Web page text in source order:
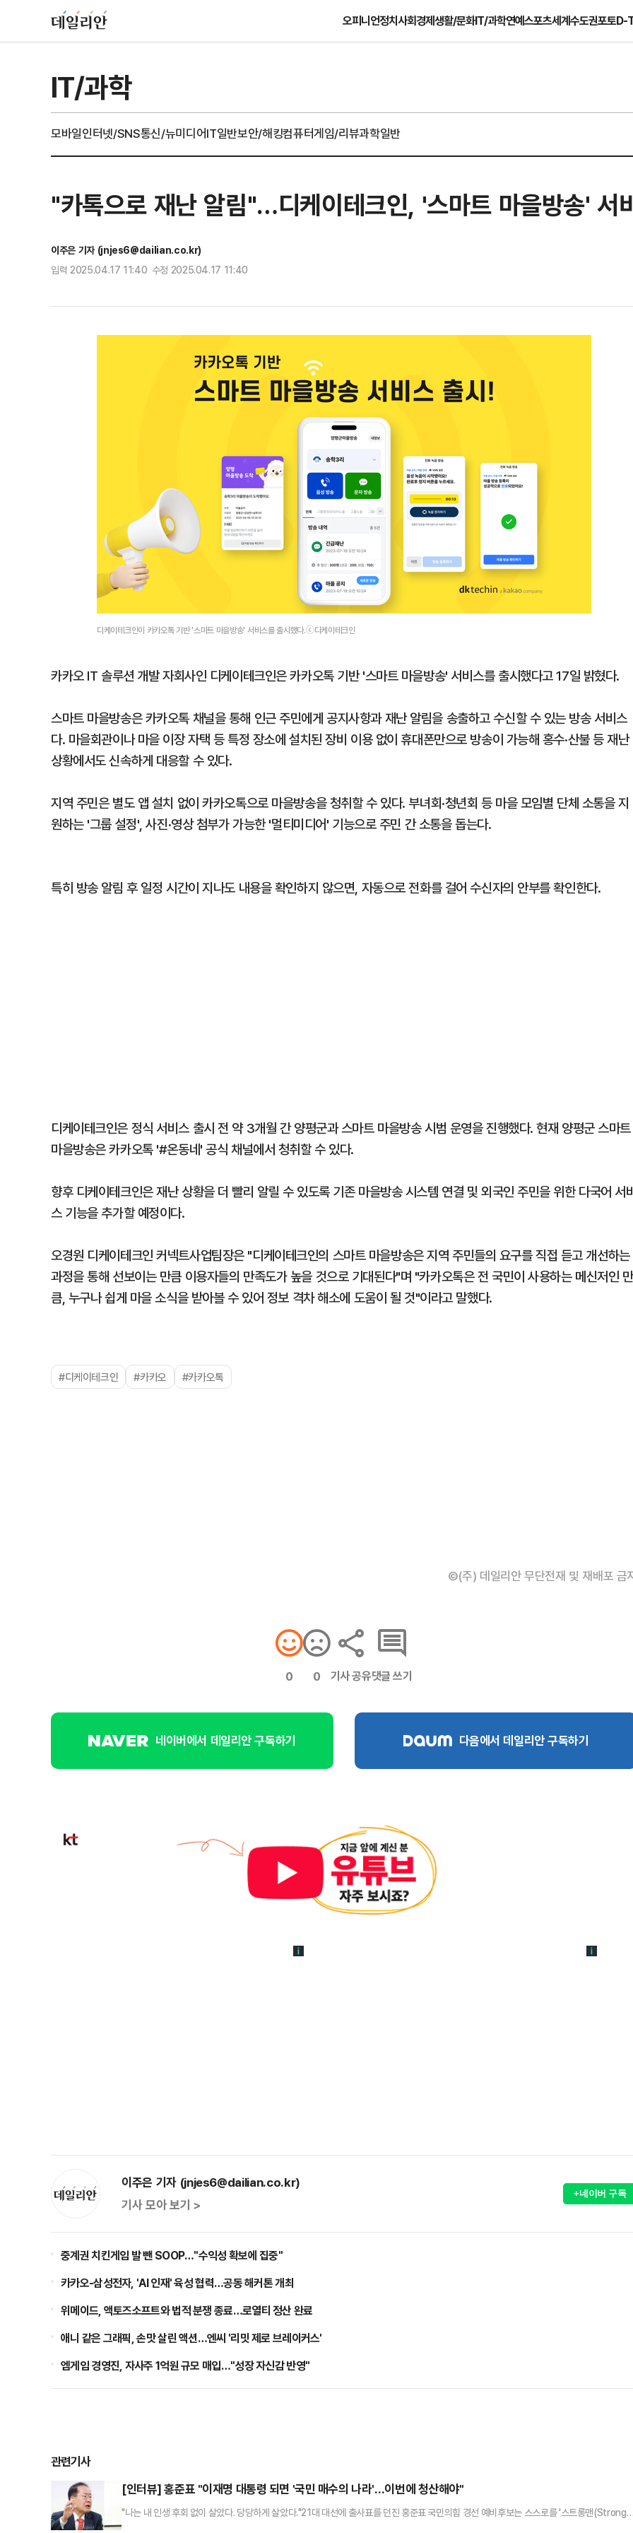
오피니언정치사회경제생활/문화IT/과학연예스포츠세계수도권포토D-
IT/과학
모바일인터넷/SNS통신/뉴미디어IT일반보안/해킹컴퓨터게임/리뷰과학일반
"카톡으로 재난 알림"…디케이테크인, '스마트 마을방송' 서
이주은 기자 (jnjes6@dailian.co.kr)
입력 2025.04.17 11:40 수정 2025.04.17 11:40
디케이테크인이 카카오톡 기반 '스마트 마을방송' 서비스를 출시했다.ⓒ디케이테크인
카카오 IT 솔루션 개발 자회사인 디케이테크인은 카카오톡 기반 '스마트 마을방송' 서비스를 출시했다고 17일 밝혔다.
스마트 마을방송은 카카오톡 채널을 통해 인근 주민에게 공지사항과 재난 알림을 송출하고 수신할 수 있는 방송 서비스
다. 마을회관이나 마을 이장 자택 등 특정 장소에 설치된 장비 이용 없이 휴대폰만으로 방송이 가능해 홍수·산불 등 재난
상황에서도 신속하게 대응할 수 있다.
지역 주민은 별도 앱 설치 없이 카카오톡으로 마을방송을 청취할 수 있다. 부녀회·청년회 등 마을 모임별 단체 소통을 지
원하는 '그룹 설정', 사진·영상 첨부가 가능한 '멀티미디어' 기능으로 주민 간 소통을 돕는다.
특히 방송 알림 후 일정 시간이 지나도 내용을 확인하지 않으면, 자동으로 전화를 걸어 수신자의 안부를 확인한다.
디케이테크인은 정식 서비스 출시 전 약 3개월 간 양평군과 스마트 마을방송 시범 운영을 진행했다. 현재 양평군 스마트
마을방송은 카카오톡 '#온동네' 공식 채널에서 청취할 수 있다.
향후 디케이테크인은 재난 상황을 더 빨리 알릴 수 있도록 기존 마을방송 시스템 연결 및 외국인 주민을 위한 다국어 서
스 기능을 추가할 예정이다.
오경원 디케이테크인 커넥트사업팀장은 "디케이테크인의 스마트 마을방송은 지역 주민들의 요구를 직접 듣고 개선하는
과정을 통해 선보이는 만큼 이용자들의 만족도가 높을 것으로 기대된다"며 "카카오톡은 전 국민이 사용하는 메신저인 만
큼, 누구나 쉽게 마을 소식을 받아볼 수 있어 정보 격차 해소에 도움이 될 것"이라고 말했다.
#디케이테크인 #카카오 #카카오톡
©(주) 데일리안 무단전재 및 재배포 금
0 0 기사 공유댓글 쓰기
네이버에서 데일리안 구독하기 다음에서 데일리안 구독하기
이주은 기자 (jnjes6@dailian.co.kr)
기사 모아 보기 >
+네이버 구독
중계권 치킨게임 발 뺀 SOOP…"수익성 확보에 집중"
카카오-삼성전자, 'AI 인재' 육성 협력…공동 해커톤 개최
위메이드, 액토즈소프트와 법적 분쟁 종료…로열티 정산 완료
애니 같은 그래픽, 손맛 살린 액션…엔씨 '리밋 제로 브레이커스'
엠게임 경영진, 자사주 1억원 규모 매입…"성장 자신감 반영"
관련기사
[인터뷰] 홍준표 "이재명 대통령 되면 '국민 매수의 나라'…이번에 청산해야"
"나는 내 인생 후회 없이 살았다. 당당하게 살았다."21대 대선에 출사표를 던진 홍준표 국민의힘 경선 예비후보는 스스로를 '스트롱맨(Strong